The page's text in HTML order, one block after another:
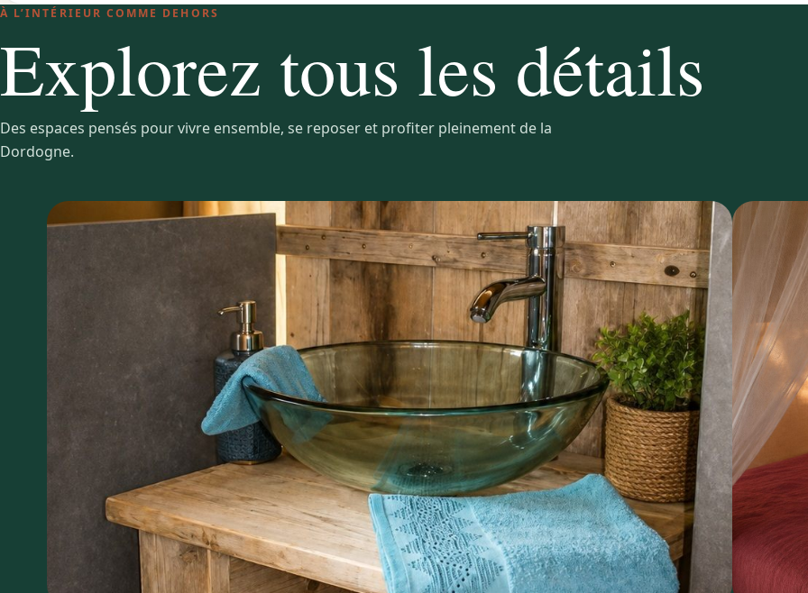
À L’INTÉRIEUR COMME DEHORS
Explorez tous les détails
Des espaces pensés pour vivre ensemble, se reposer et profiter pleinement de la
Dordogne.